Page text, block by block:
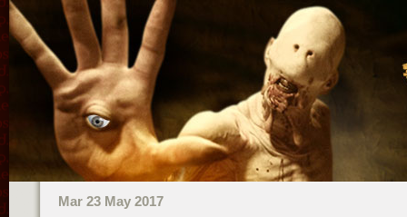
Mar 23 May 2017